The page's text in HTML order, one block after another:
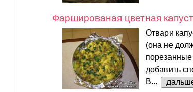
Фаршированая цветная
Отвари
(она не
добавить
В...